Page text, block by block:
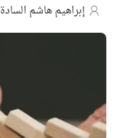
إبراهيم هاشم السادة